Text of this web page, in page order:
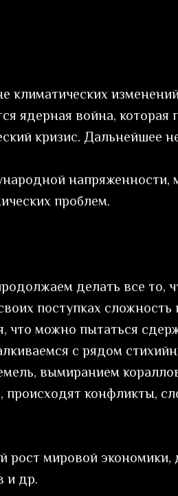
климатических
ядерная война, которая
кризис. Дальнейшее
напряженности,
проблем.
делать все то,
поступках
можно пытаться
с рядом
вымиранием
конфликты,
рост мировой
и др.